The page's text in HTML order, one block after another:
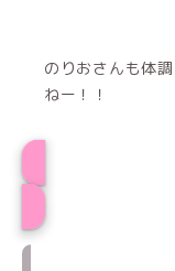
のりおさんも体
ねー！！